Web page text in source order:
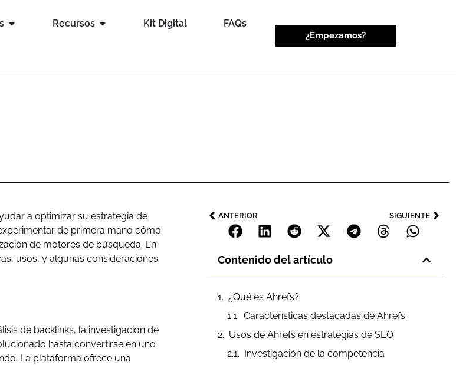
Recursos Kit Digital FAQs
¿Empezamos?
a optimizar su estrategia de
de primera mano cómo
de motores de búsqueda. En
usos, y algunas consideraciones
de backlinks, la investigación de
hasta convertirse en uno
La plataforma ofrece una
ANTERIOR SIGUIENTE
Contenido del artículo
¿Qué es Ahrefs?
Características destacadas de Ahrefs
Usos de Ahrefs en estrategias de SEO
Investigación de la competencia